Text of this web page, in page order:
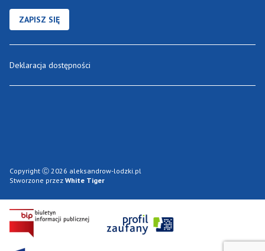
ZAPISZ SIĘ
Deklaracja dostępności
Copyright Ⓒ 2026 aleksandrow-lodzki.pl
Stworzone przez White Tiger